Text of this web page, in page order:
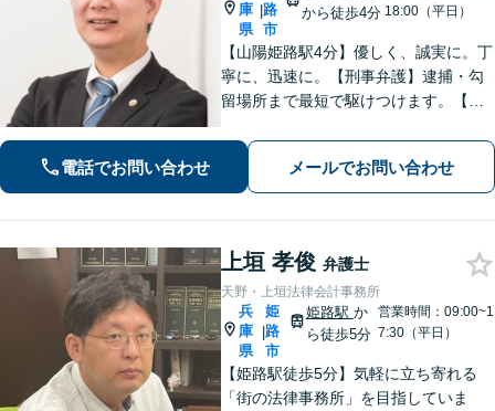
庫
県
|路
市
から徒歩4分 18:00（平日）
【山陽姫路駅4分】優しく、誠実に。丁
寧に、迅速に。【刑事弁護】逮捕・勾
留場所まで最短で駆けつけます。【債
の生活再建をサポートします。【交通
事故】「こんな相談でも大丈夫だろう
か」と躊躇されている方もご相談くだ
さい。
電話でお問い合わせ メールでお問い合わせ
上垣 孝俊 弁護士
天野・上垣法律会計事務所
兵
庫
県
|
姫
路
市
姫路駅 か
ら徒歩5分
営業時間：09:00~1
7:30（平日）
【姫路駅徒歩5分】気軽に立ち寄れる
「街の法律事務所」を目指していま